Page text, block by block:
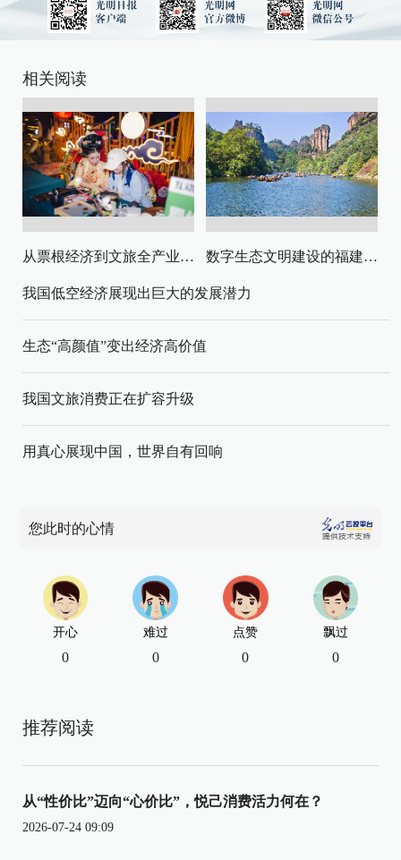
相关阅读
从票根经济到文旅全产业链升级 数字生态文明建设的福建路径与启示
我国低空经济展现出巨大的发展潜力
生态“高颜值”变出经济高价值
我国文旅消费正在扩容升级
用真心展现中国，世界自有回响
您此时的心情
开心
0
难过
0
点赞
0
飘过
0
推荐阅读
从“性价比”迈向“心价比”，悦己消费活力何在？
2026-07-24 09:09